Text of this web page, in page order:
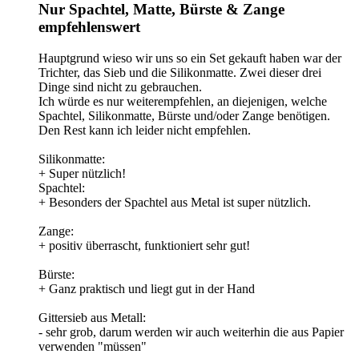
Nur Spachtel, Matte, Bürste & Zange
empfehlenswert
Hauptgrund wieso wir uns so ein Set gekauft haben war der
Trichter, das Sieb und die Silikonmatte. Zwei dieser drei
Dinge sind nicht zu gebrauchen.
Ich würde es nur weiterempfehlen, an diejenigen, welche
Spachtel, Silikonmatte, Bürste und/oder Zange benötigen.
Den Rest kann ich leider nicht empfehlen.
Silikonmatte:
+ Super nützlich!
Spachtel:
+ Besonders der Spachtel aus Metal ist super nützlich.
Zange:
+ positiv überrascht, funktioniert sehr gut!
Bürste:
+ Ganz praktisch und liegt gut in der Hand
Gittersieb aus Metall:
- sehr grob, darum werden wir auch weiterhin die aus Papier
verwenden "müssen"